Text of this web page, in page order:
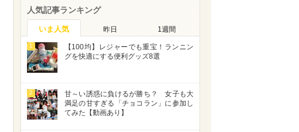
人気記事ランキング
いま人気 昨日 1週間
1
【100均】レジャーでも重宝！ランニン
グを快適にする便利グッズ8選
2
甘～い誘惑に負けるが勝ち？ 女子も大
満足の甘すぎる「チョコラン」に参加し
てみた【動画あり】